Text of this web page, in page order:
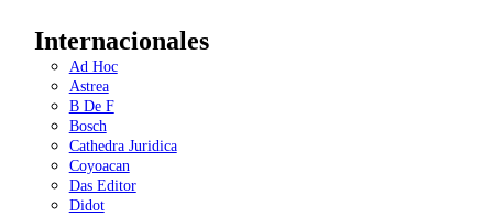
Internacionales
Ad Hoc
Astrea
B De F
Bosch
Cathedra Juridica
Coyoacan
Das Editor
Didot